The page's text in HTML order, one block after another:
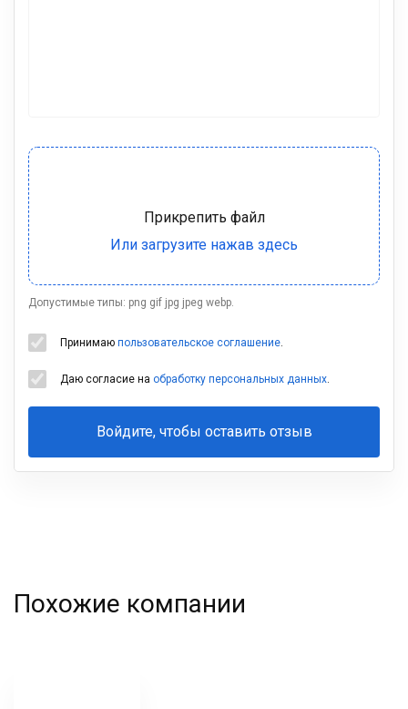
Допустимые типы: png gif jpg jpeg webp.
Принимаю пользовательское соглашение.
Даю согласие на обработку персональных данных.
Войдите, чтобы оставить отзыв
Ваша
Похожие компании